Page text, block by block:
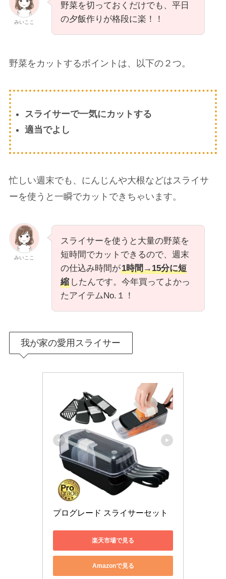
みいここ
野菜を切っておくだけでも、平日
の夕飯作りが格段に楽！！
野菜をカットするポイントは、以下の２つ。
スライサーで一気にカットする
適当でよし
忙しい週末でも、にんじんや大根などはスライサ
ーを使うと一瞬でカットできちゃいます。
みいここ
スライサーを使うと大量の野菜を
短時間でカットできるので、週末
の仕込み時間が1時間→15分に短
縮したんです。今年買ってよかっ
たアイテムNo.１！
我が家の愛用スライサー
プログレード スライサーセット
楽天市場で見る
Amazonで見る